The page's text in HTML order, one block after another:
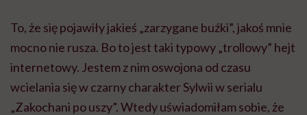
To, że się pojawiły jakieś „zarzygane buźki”, jakoś mnie
mocno nie rusza. Bo to jest taki typowy „trollowy” hejt
internetowy. Jestem z nim oswojona od czasu
wcielania się w czarny charakter Sylwii w serialu
„Zakochani po uszy”. Wtedy uświadomiłam sobie, że